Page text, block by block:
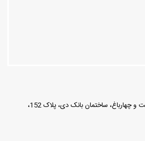
جنت آباد جنوبی، بین همت و چهارباغ، ساختمان بانک دی، پلاک 152،